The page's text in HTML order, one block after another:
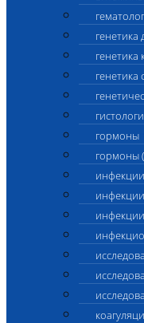
генетика
генетика
гормоны
гормоны